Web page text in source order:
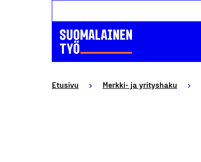
Etusivu Merkki- ja yrityshaku